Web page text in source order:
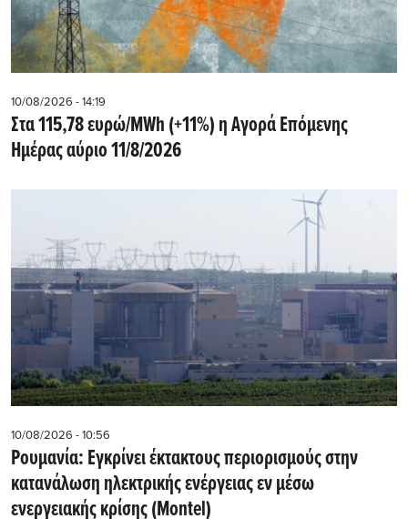
10/08/2026 - 14:19
Στα 115,78 ευρώ/MWh (+11%) η Αγορά Επόμενης
Ημέρας αύριο 11/8/2026
10/08/2026 - 10:56
Ρουμανία: Εγκρίνει έκτακτους περιορισμούς στην
κατανάλωση ηλεκτρικής ενέργειας εν μέσω
ενεργειακής κρίσης (Montel)